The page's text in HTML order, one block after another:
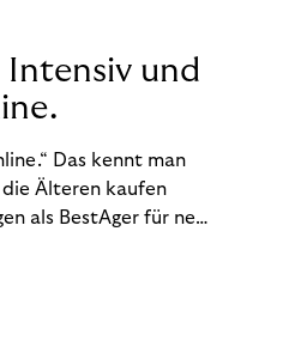
Intensiv und
Das kennt man
die Älteren kaufen
als BestAger für neue
genauer